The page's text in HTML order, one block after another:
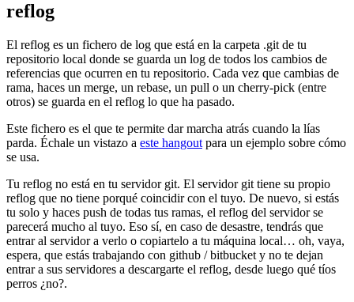
reflog
El reflog es un fichero de log que está en la carpeta .git de tu
repositorio local donde se guarda un log de todos los cambios de
referencias que ocurren en tu repositorio. Cada vez que cambias de
rama, haces un merge, un rebase, un pull o un cherry-pick (entre
otros) se guarda en el reflog lo que ha pasado.
Este fichero es el que te permite dar marcha atrás cuando la lías
parda. Échale un vistazo a este hangout para un ejemplo sobre cómo
se usa.
Tu reflog no está en tu servidor git. El servidor git tiene su propio
reflog que no tiene porqué coincidir con el tuyo. De nuevo, si estás
tu solo y haces push de todas tus ramas, el reflog del servidor se
parecerá mucho al tuyo. Eso sí, en caso de desastre, tendrás que
entrar al servidor a verlo o copiartelo a tu máquina local… oh, vaya,
espera, que estás trabajando con github / bitbucket y no te dejan
entrar a sus servidores a descargarte el reflog, desde luego qué tíos
perros ¿no?.